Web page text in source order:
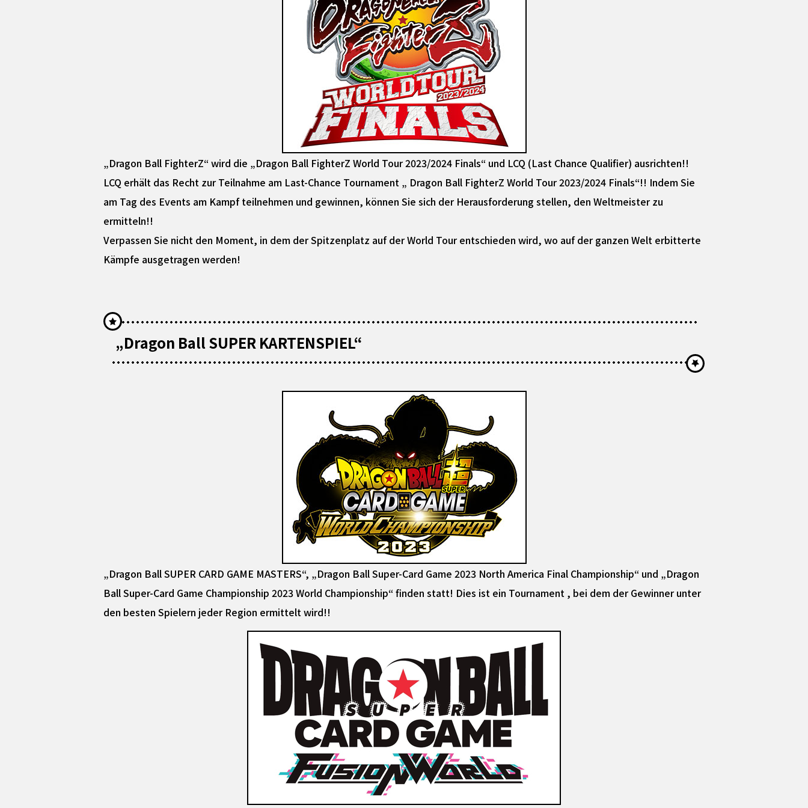
„Dragon Ball FighterZ“ wird die „Dragon Ball FighterZ World Tour 2023/2024 Finals“ und LCQ (Last Chance Qualifier) ​​ausrichten!!
LCQ erhält das Recht zur Teilnahme am Last-Chance Tournament „ Dragon Ball FighterZ World Tour 2023/2024 Finals“!! Indem Sie
am Tag des Events am Kampf teilnehmen und gewinnen, können Sie sich der Herausforderung stellen, den Weltmeister zu
ermitteln!!
Verpassen Sie nicht den Moment, in dem der Spitzenplatz auf der World Tour entschieden wird, wo auf der ganzen Welt erbitterte
Kämpfe ausgetragen werden!
„Dragon Ball SUPER KARTENSPIEL“
„Dragon Ball SUPER CARD GAME MASTERS“, „Dragon Ball Super-Card Game 2023 North America Final Championship“ und „Dragon
Ball Super-Card Game Championship 2023 World Championship“ finden statt! Dies ist ein Tournament , bei dem der Gewinner unter
den besten Spielern jeder Region ermittelt wird!!